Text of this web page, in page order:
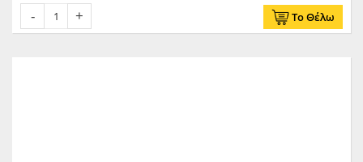
Το Θέλω